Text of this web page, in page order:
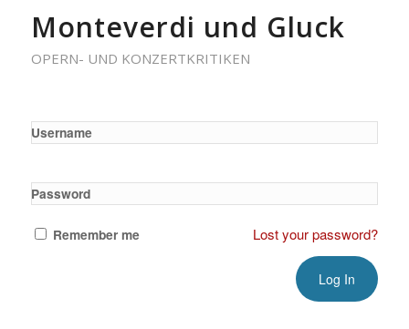
Monteverdi und Gluck
OPERN- UND KONZERTKRITIKEN
Username
Password
Remember me Lost your password?